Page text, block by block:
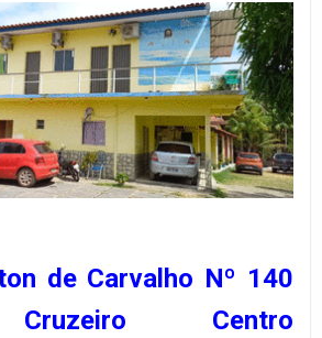
de Carvalho Nº 140
Centro